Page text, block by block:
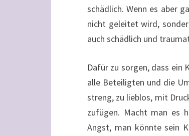
schädlich. Wenn es aber
nicht geleitet wird,
auch schädlich und
Dafür zu sorgen, dass ein
alle Beteiligten und die
streng, zu lieblos, mit
zufügen. Macht man es
Angst, man könnte sein